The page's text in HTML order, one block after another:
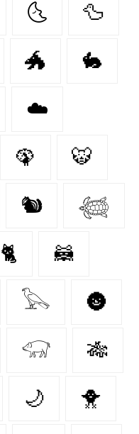
🌜 🦆
🐲 🐇
☁️
🦚 🐯
🐿️ 𓆉
🐈‍ 🦝
𓅂 🌚
𓃟 🎋
🌙 🐥